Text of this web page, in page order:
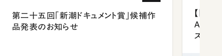
第二十五回「新潮ドキュメント賞」候補作
品発表のお知らせ
【「新
ズプレ